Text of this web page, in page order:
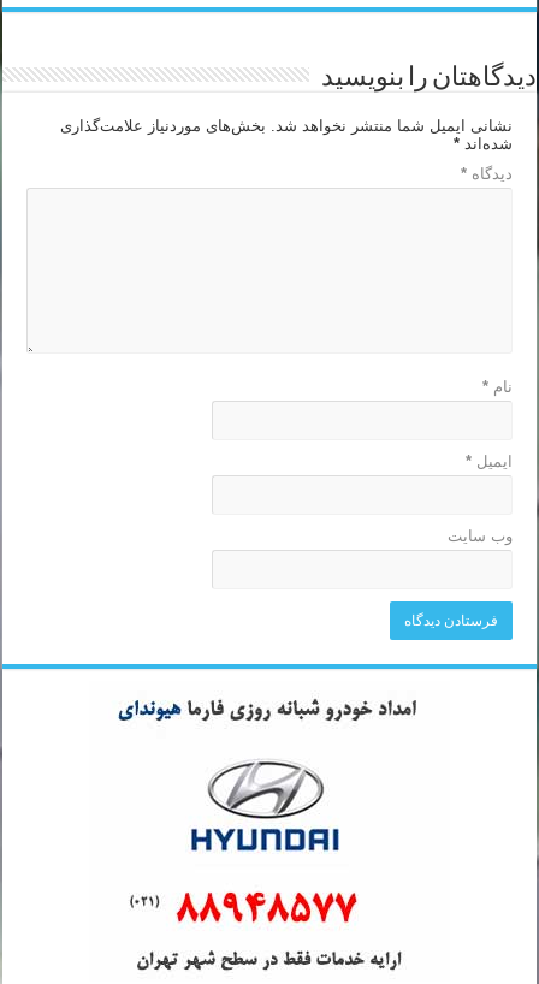
دیدگاهتان را بنویسید
نشانی ایمیل شما منتشر نخواهد شد.
بخش‌های موردنیاز علامت‌گذاری
شده‌اند*
دیدگاه*
نام*
ایمیل*
وب‌ سایت